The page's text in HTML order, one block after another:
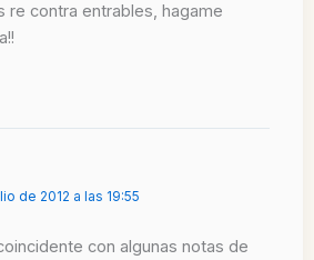
re contra entrables, hagame
de 2012 a las 19:55
con algunas notas de